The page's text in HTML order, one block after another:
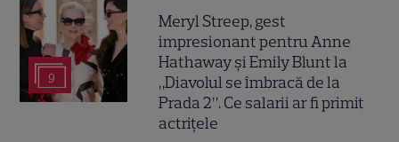
9
Meryl Streep, gest
impresionant pentru Anne
Hathaway și Emily Blunt la
„Diavolul se îmbracă de la
Prada 2”. Ce salarii ar fi primit
actrițele